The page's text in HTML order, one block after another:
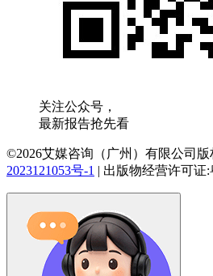
关注公众号，
最新报告抢先看
©2026艾媒咨询（广州）有限公司版
2023121053号-1 | 出版物经营许可证: